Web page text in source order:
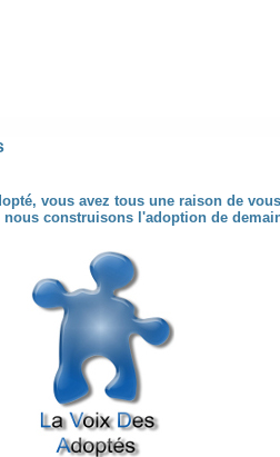
vous avez tous une raison de
construisons l'adoption de